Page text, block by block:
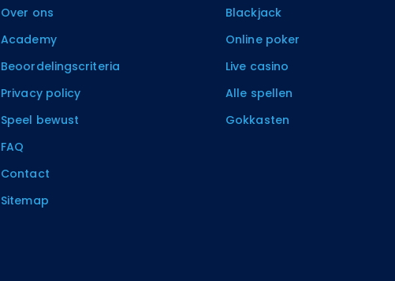
Over ons
Academy
Beoordelingscriteria
Privacy policy
Speel bewust
FAQ
Contact
Sitemap
Blackjack
Online poker
Live casino
Alle spellen
Gokkasten